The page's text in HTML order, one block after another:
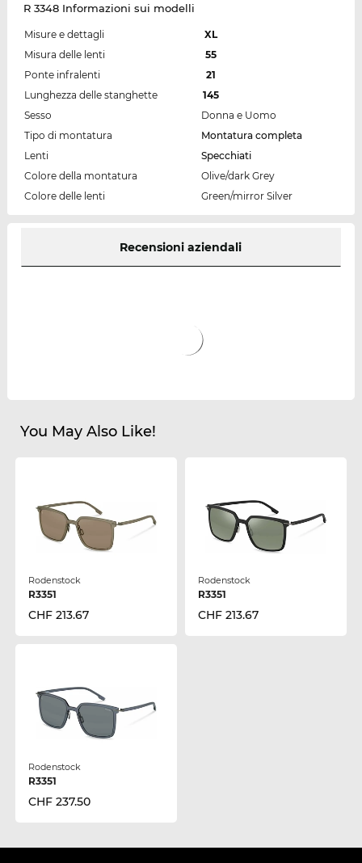
R 3348 Informazioni sui modelli
Misure e dettagli
XL
Misura delle lenti
55
Ponte infralenti
21
Lunghezza delle stanghette
145
Sesso
Donna e Uomo
Tipo di montatura
Montatura completa
Lenti
Specchiati
Colore della montatura
Olive/dark Grey
Colore delle lenti
Green/mirror Silver
Recensioni aziendali
You May Also Like!
Rodenstock
R3351
CHF 213.67
Rodenstock
R3351
CHF 213.67
Rodenstock
R3351
CHF 237.50